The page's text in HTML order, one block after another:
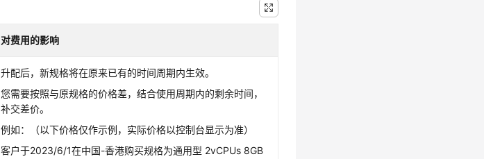
对费用的影响
升配后，新规格将在原来已有的时间周期内生效。
您需要按照与原规格的价格差，结合使用周期内的剩余时间，
补交差价。
例如：（以下价格仅作示例，实际价格以控制台显示为准）
客户于2023/6/1在中国-香港购买规格为通用型 2vCPUs 8GB